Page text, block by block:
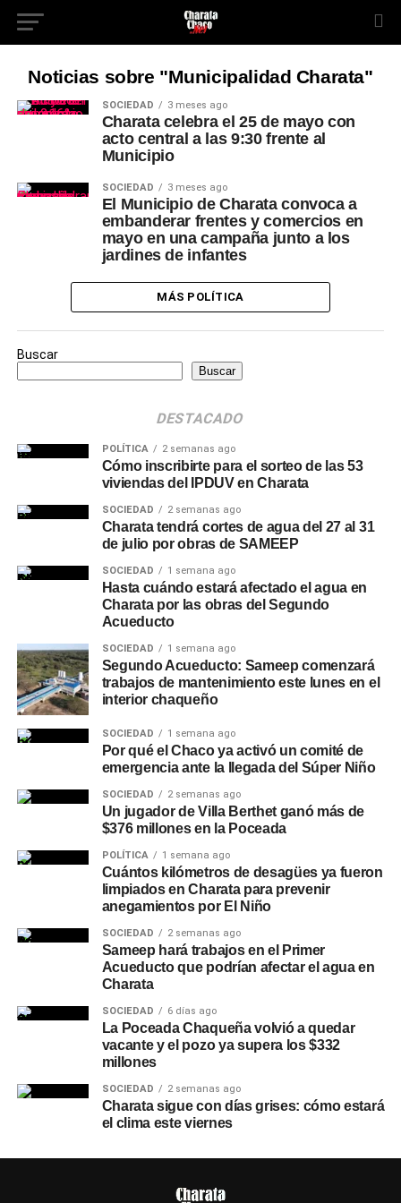
Noticias sobre "Municipalidad Charata"
SOCIEDAD 3 meses ago
Charata celebra el 25 de mayo con
acto central a las 9:30 frente al
Municipio
SOCIEDAD 3 meses ago
El Municipio de Charata convoca a
embanderar frentes y comercios en
mayo en una campaña junto a los
jardines de infantes
MÁS POLÍTICA
Buscar
Buscar
DESTACADO
POLÍTICA 2 semanas ago
Cómo inscribirte para el sorteo de las 53
viviendas del IPDUV en Charata
SOCIEDAD 2 semanas ago
Charata tendrá cortes de agua del 27 al 31
de julio por obras de SAMEEP
SOCIEDAD 1 semana ago
Hasta cuándo estará afectado el agua en
Charata por las obras del Segundo
Acueducto
SOCIEDAD 1 semana ago
Segundo Acueducto: Sameep comenzará
trabajos de mantenimiento este lunes en el
interior chaqueño
SOCIEDAD 1 semana ago
Por qué el Chaco ya activó un comité de
emergencia ante la llegada del Súper Niño
SOCIEDAD 2 semanas ago
Un jugador de Villa Berthet ganó más de
$376 millones en la Poceada
POLÍTICA 1 semana ago
Cuántos kilómetros de desagües ya fueron
limpiados en Charata para prevenir
anegamientos por El Niño
SOCIEDAD 2 semanas ago
Sameep hará trabajos en el Primer
Acueducto que podrían afectar el agua en
Charata
SOCIEDAD 6 días ago
La Poceada Chaqueña volvió a quedar
vacante y el pozo ya supera los $332
millones
SOCIEDAD 2 semanas ago
Charata sigue con días grises: cómo estará
el clima este viernes